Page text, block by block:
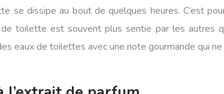
se dissipe au bout de quelques heures. C’est
toilette est souvent plus sentie par les autres
eaux de toilettes avec une note gourmande qui